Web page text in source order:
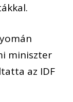
miniszter
az IDF